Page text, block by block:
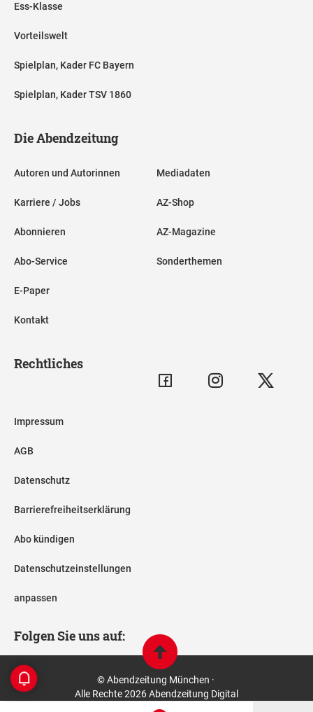
Ess-Klasse
Vorteilswelt
Spielplan, Kader FC Bayern
Spielplan, Kader TSV 1860
Die Abendzeitung
Autoren und Autorinnen
Karriere / Jobs
Abonnieren
Abo-Service
E-Paper
Kontakt
Mediadaten
AZ-Shop
AZ-Magazine
Sonderthemen
Rechtliches
Impressum
AGB
Datenschutz
Barrierefreiheitserklärung
Abo kündigen
Datenschutzeinstellungen
anpassen
Folgen Sie uns auf:
© Abendzeitung München ·
Alle Rechte 2026 Abendzeitung Digital